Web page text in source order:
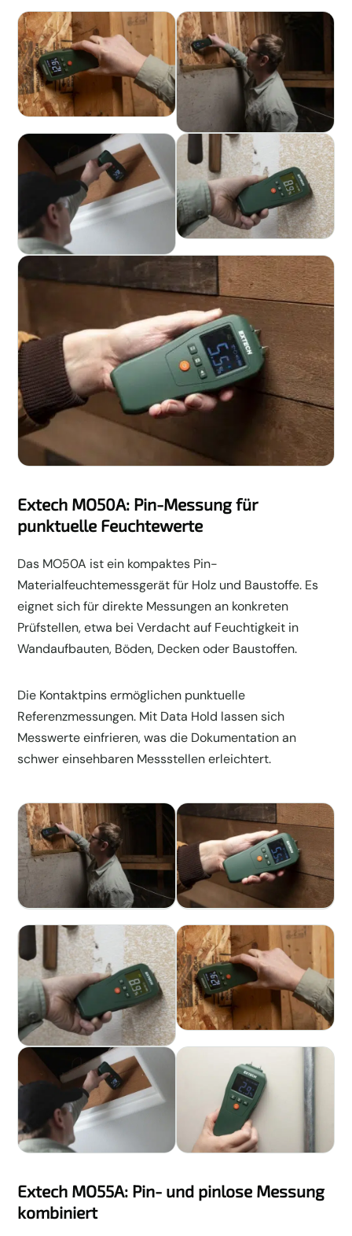
Extech MO50A: Pin-Messung für
punktuelle Feuchtewerte
Das MO50A ist ein kompaktes Pin-
Materialfeuchtemessgerät für Holz und Baustoffe. Es
eignet sich für direkte Messungen an konkreten
Prüfstellen, etwa bei Verdacht auf Feuchtigkeit in
Wandaufbauten, Böden, Decken oder Baustoffen.
Die Kontaktpins ermöglichen punktuelle
Referenzmessungen. Mit Data Hold lassen sich
Messwerte einfrieren, was die Dokumentation an
schwer einsehbaren Messstellen erleichtert.
Extech MO55A: Pin- und pinlose Messung
kombiniert